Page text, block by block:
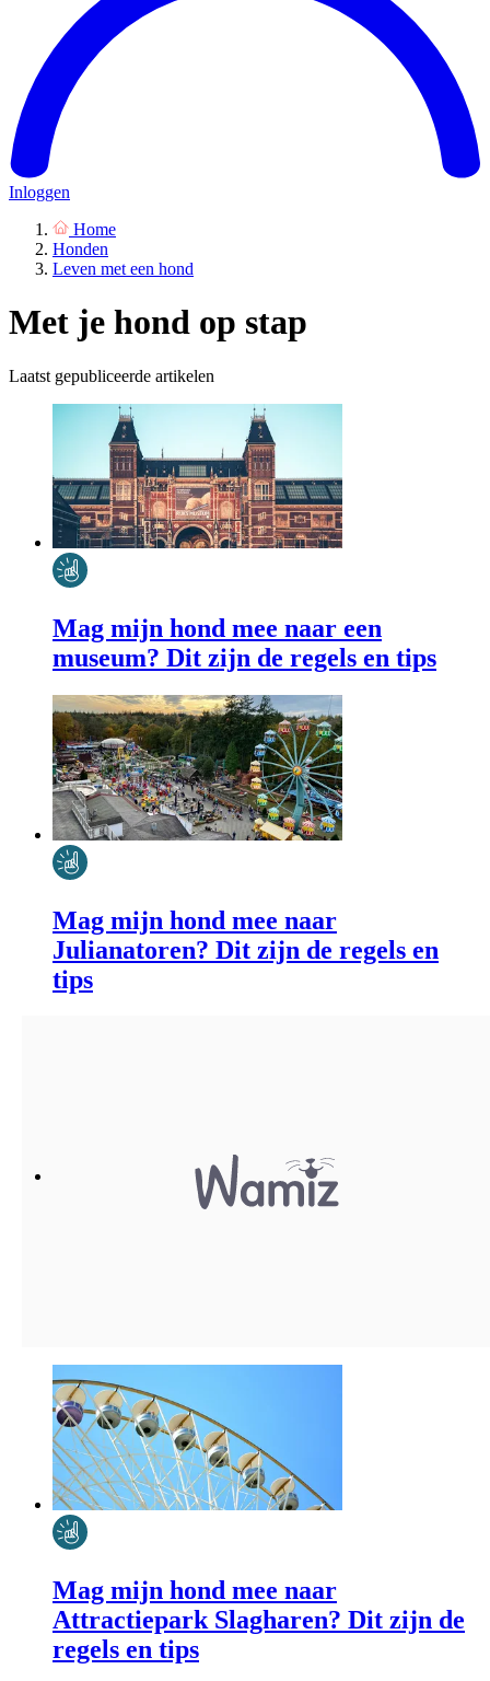
Inloggen
Home
Honden
Leven met een hond
Met je hond op stap
Laatst gepubliceerde artikelen
Mag mijn hond mee naar een
museum? Dit zijn de regels en tips
Mag mijn hond mee naar
Julianatoren? Dit zijn de regels en
tips
Mag mijn hond mee naar
Attractiepark Slagharen? Dit zijn de
regels en tips